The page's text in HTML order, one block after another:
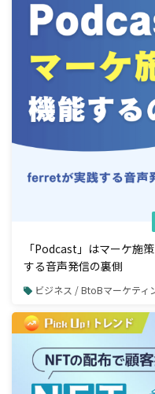
「Podcast」はマーケ施
する音声発信の裏側
ビジネス / BtoBマーケティ